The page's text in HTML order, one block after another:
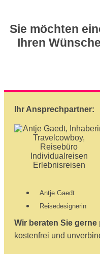
Sie möchten
Ihren
Ihr Ansprechpartner:
Antje Gaedt
Reisedesignerin
Wir beraten Sie
kostenfrei und